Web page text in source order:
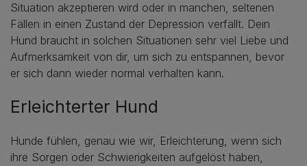
Situation akzeptieren wird oder in manchen, seltenen
Fällen in einen Zustand der Depression verfällt. Dein
Hund braucht in solchen Situationen sehr viel Liebe und
Aufmerksamkeit von dir, um sich zu entspannen, bevor
er sich dann wieder normal verhalten kann.
Erleichterter Hund
Hunde fühlen, genau wie wir, Erleichterung, wenn sich
ihre Sorgen oder Schwierigkeiten aufgelöst haben,